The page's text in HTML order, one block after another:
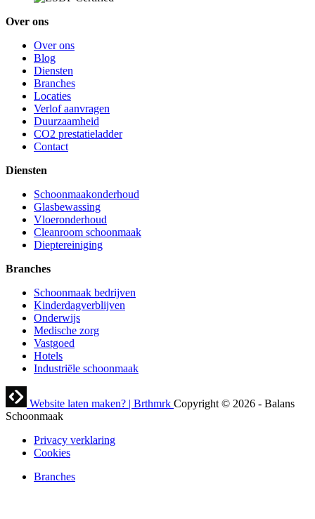
Over ons
Over ons
Blog
Diensten
Branches
Locaties
Verlof aanvragen
Duurzaamheid
CO2 prestatieladder
Contact
Diensten
Schoonmaakonderhoud
Glasbewassing
Vloeronderhoud
Cleanroom schoonmaak
Dieptereiniging
Branches
Schoonmaak bedrijven
Kinderdagverblijven
Onderwijs
Medische zorg
Vastgoed
Hotels
Industriële schoonmaak
Website laten maken? | Brthmrk Copyright © 2026 - Balans
Schoonmaak
Privacy verklaring
Cookies
Branches